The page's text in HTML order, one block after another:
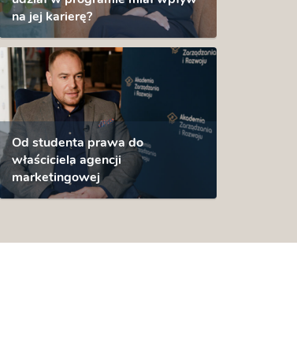
na jej karierę?
Od studenta prawa do
właściciela agencji
marketingowej